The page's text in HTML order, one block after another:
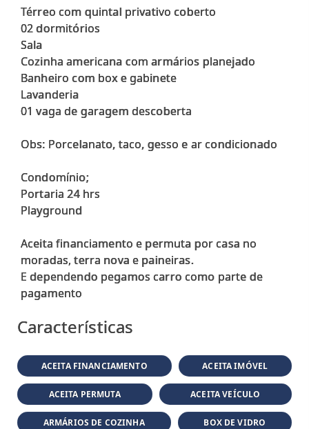
Térreo com quintal privativo coberto
02 dormitórios
Sala
Cozinha americana com armários planejado
Banheiro com box e gabinete
Lavanderia
01 vaga de garagem descoberta
Obs: Porcelanato, taco, gesso e ar condicionado
Condomínio;
Portaria 24 hrs
Playground
Aceita financiamento e permuta por casa no
moradas, terra nova e paineiras.
E dependendo pegamos carro como parte de
Características
ACEITA FINANCIAMENTO ACEITA IMÓVEL
ACEITA PERMUTA ACEITA VEÍCULO
ARMÁRIOS DE COZINHA BOX DE VIDRO